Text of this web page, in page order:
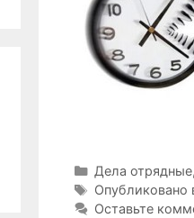
Рубрики
Дела отрядные,
Метки
Опубликовано
Оставьте